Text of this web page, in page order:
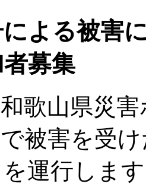
よる被害
募集
歌山県災
被害を受
運行しま